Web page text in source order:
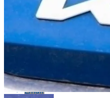
Pinterest
Whatsapp
Email